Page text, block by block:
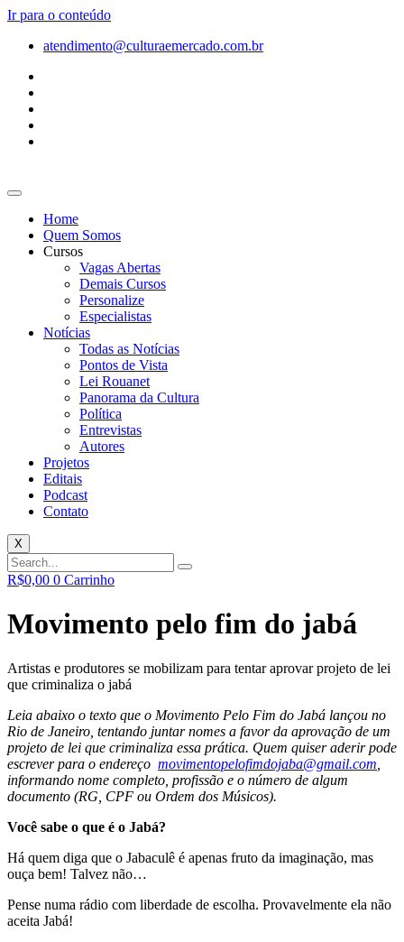
Ir para o conteúdo
atendimento@culturaemercado.com.br
Home
Quem Somos
Cursos
Vagas Abertas
Demais Cursos
Personalize
Especialistas
Notícias
Todas as Notícias
Pontos de Vista
Lei Rouanet
Panorama da Cultura
Política
Entrevistas
Autores
Projetos
Editais
Podcast
Contato
X
R$0,00 0 Carrinho
Movimento pelo fim do jabá
Artistas e produtores se mobilizam para tentar aprovar projeto de lei
que criminaliza o jabá
Leia abaixo o texto que o Movimento Pelo Fim do Jabá lançou no
Rio de Janeiro, tentando juntar nomes a favor da aprovação de um
projeto de lei que criminaliza essa prática. Quem quiser aderir pode
escrever para o endereço movimentopelofimdojaba@gmail.com
informando nome completo, profissão e o número de algum
documento (RG, CPF ou Ordem dos Músicos).
Você sabe o que é o Jabá?
Há quem diga que o Jabaculê é apenas fruto da imaginação, mas
ouça bem! Talvez não…
Pense numa rádio com liberdade de escolha. Provavelmente ela não
aceita Jabá!